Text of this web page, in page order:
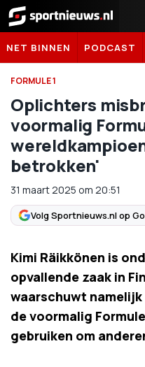
Sportnieuws.nl
NET BINNEN PODCAST
FORMULE 1
Oplichters
voormalig
betrokken'
31 maart 2025 om 20:51
Volg Sportnieuws.nl op
Kimi Räikkönen is
opvallende zaak in
waarschuwt namelijk
de voormalig
gebruiken om